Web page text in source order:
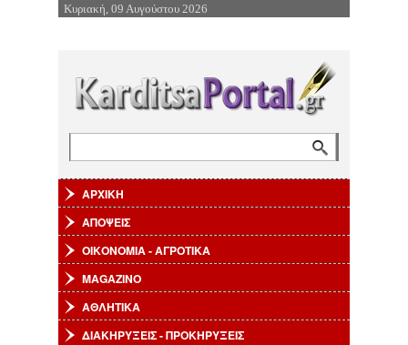
Επιστροφή στην Πλοήγηση
Κυριακή, 09 Αυγούστου 2026
ΑΡΧΙΚΗ
ΑΠΟΨΕΙΣ
ΟΙΚΟΝΟΜΙΑ - ΑΓΡΟΤΙΚΑ
MAGAZINO
ΑΘΛΗΤΙΚΑ
ΔΙΑΚΗΡΥΞΕΙΣ - ΠΡΟΚΗΡΥΞΕΙΣ